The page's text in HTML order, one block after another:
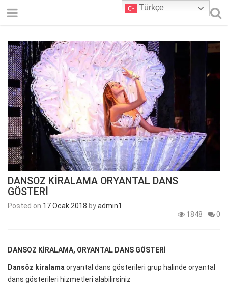
DANSOZ KİRALAMA ORYANTAL DANS
GÖSTERİ
Posted on 17 Ocak 2018 byadmin1
1848
0
DANSOZ KİRALAMA, ORYANTAL DANS GÖSTERİ
Dansöz kiralamaoryantal dans gösterileri grup halinde oryantal
dans gösterileri hizmetleri alabilirsiniz
Türkçe